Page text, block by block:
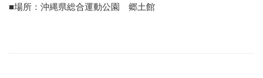
■場所：沖縄県総合運動公園 郷土館